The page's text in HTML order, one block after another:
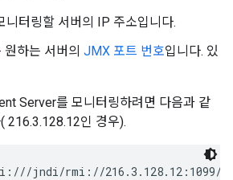
니터링할 서버의 IP 주소입니다.
원하는 서버의 JMX 포트 번호입니다. 있
Server를 모니터링하려면 다음과 같
216.3.128.12인 경우).
jndi/rmi://216.3.128.12:1099/